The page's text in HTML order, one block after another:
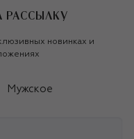
РАССЫЛКУ
новинках и
Мужское